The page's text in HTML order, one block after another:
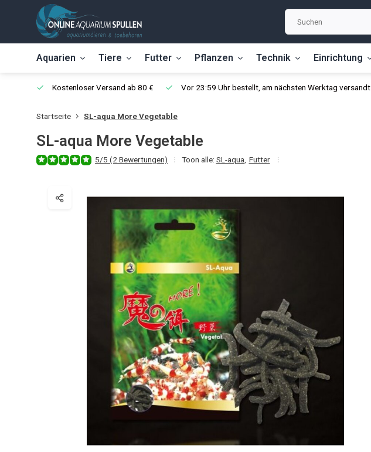
Aquarien Tiere Futter Pflanzen Technik Einrichtung
Kostenloser Versand ab 80 € Vor 23:59 Uhr bestellt, am nächsten Werktag versandt
Startseite SL-aqua More Vegetable
SL-aqua More Vegetable
5/5 (2 Bewertungen) Toon alle: SL-aqua Futter